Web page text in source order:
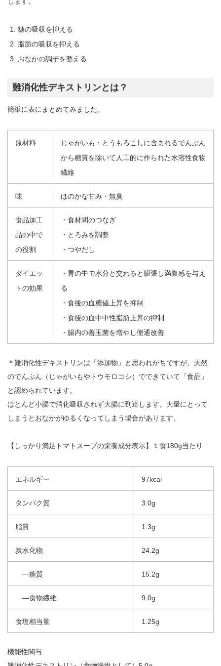
糖の吸収を抑える
脂肪の吸収を抑える
おなかの調子を整える
難消化性デキストリンとは？
簡単に表にまとめてみました。
原材料
じゃがいも・とうもろこしに含まれるでんぷん
から糖質を除いて人工的に作られた水溶性食物
繊維
味 ほのかな甘み・無臭
食品加工
品の中で
の役割
・食材間のつなぎ
・とろみを調整
・つやだし
ダイエッ
トの効果
・胃の中で水分と交わると膨張し満腹感を与え
る
・食後の血糖値上昇を抑制
・食後の血中中性脂肪上昇の抑制
・腸内の善玉菌を増やし便通改善
＊難消化性デキストリンは「添加物」と思われがちですが、天然
のでんぷん（じゃがいもやトウモロコシ）でできていて「食品」
と認められています。
ほとんど小腸で消化吸収されず大腸に到達します。大量にとって
しまうとおなかがゆるくなってしまう場合があります。
【しっかり満足トマトスープの栄養成分表示】１食180g当たり
エネルギー 97kcal
タンパク質 3.0g
脂質 1.3g
炭水化物 24.2g
―糖質 15.2g
―食物繊維 9.0g
食塩相当量 1.25g
機能性関与